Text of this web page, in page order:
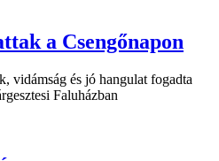
a Csengőnapon
vidámság és jó hangulat fogadta
Faluházban